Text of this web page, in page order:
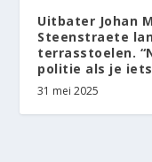
Uitbater Johan
Steenstraete
terrasstoelen.
politie als je
31 mei 2025